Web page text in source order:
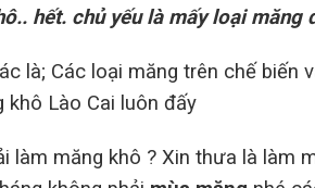
hết. chủ yếu là mấy loại măng
là; Các loại măng trên chế biến
khô Lào Cai luôn đấy
làm măng khô ? Xin thưa là làm